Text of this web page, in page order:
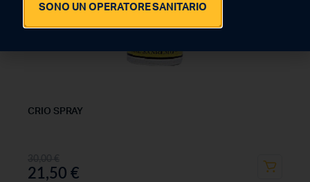
CRIO SPRAY
21,50 €
SONO UN OPERATORE SANITARIO